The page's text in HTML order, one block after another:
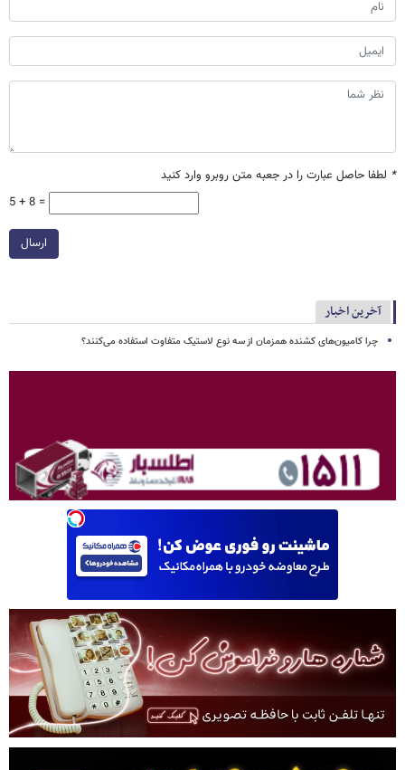
* لطفا حاصل عبارت را در جعبه متن روبرو وارد کنید
5 + 8 =
ارسال
آخرین اخبار
چرا کامیون‌های کشنده همزمان از سه نوع لاستیک متفاوت استفاده می‌کنند؟